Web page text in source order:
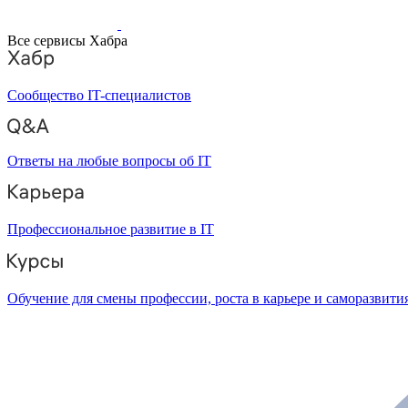
Все сервисы Хабра
Сообщество IT-специалистов
Ответы на любые вопросы об IT
Профессиональное развитие в IT
Обучение для смены профессии, роста в карьере и